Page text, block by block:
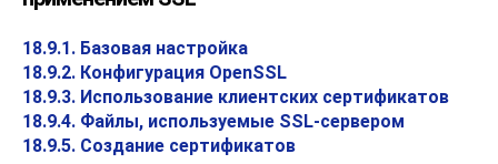
18.9.1. Базовая настройка
18.9.2. Конфигурация OpenSSL
18.9.3. Использование клиентских сертификатов
18.9.4. Файлы, используемые SSL-сервером
18.9.5. Создание сертификатов